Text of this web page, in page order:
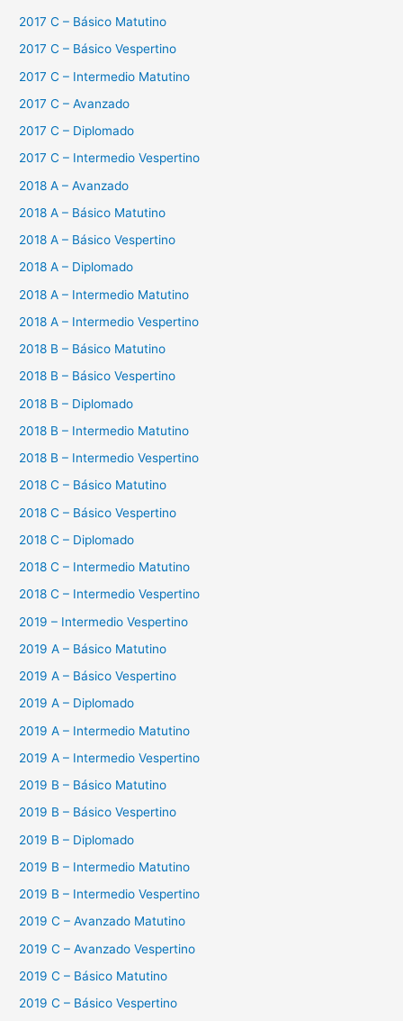
2017 C – Básico Matutino
2017 C – Básico Vespertino
2017 C – Intermedio Matutino
2017 C – Avanzado
2017 C – Diplomado
2017 C – Intermedio Vespertino
2018 A – Avanzado
2018 A – Básico Matutino
2018 A – Básico Vespertino
2018 A – Diplomado
2018 A – Intermedio Matutino
2018 A – Intermedio Vespertino
2018 B – Básico Matutino
2018 B – Básico Vespertino
2018 B – Diplomado
2018 B – Intermedio Matutino
2018 B – Intermedio Vespertino
2018 C – Básico Matutino
2018 C – Básico Vespertino
2018 C – Diplomado
2018 C – Intermedio Matutino
2018 C – Intermedio Vespertino
2019 – Intermedio Vespertino
2019 A – Básico Matutino
2019 A – Básico Vespertino
2019 A – Diplomado
2019 A – Intermedio Matutino
2019 A – Intermedio Vespertino
2019 B – Básico Matutino
2019 B – Básico Vespertino
2019 B – Diplomado
2019 B – Intermedio Matutino
2019 B – Intermedio Vespertino
2019 C – Avanzado Matutino
2019 C – Avanzado Vespertino
2019 C – Básico Matutino
2019 C – Básico Vespertino